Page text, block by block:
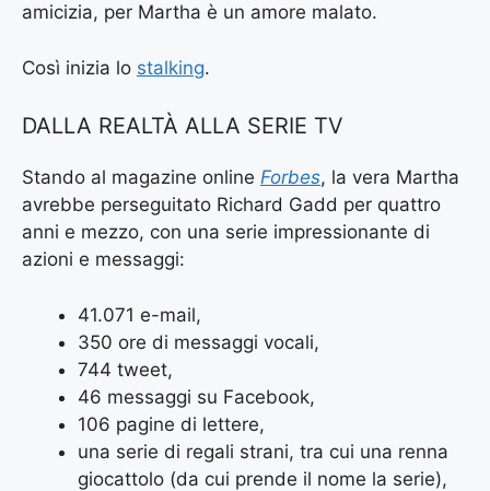
amicizia, per Martha è un amore malato.
Così inizia lo stalking.
DALLA REALTÀ ALLA SERIE TV
Stando al magazine online Forbes, la vera Martha
avrebbe perseguitato Richard Gadd per quattro
anni e mezzo, con una serie impressionante di
azioni e messaggi:
41.071 e-mail,
350 ore di messaggi vocali,
744 tweet,
46 messaggi su Facebook,
106 pagine di lettere,
una serie di regali strani, tra cui una renna
giocattolo (da cui prende il nome la serie),